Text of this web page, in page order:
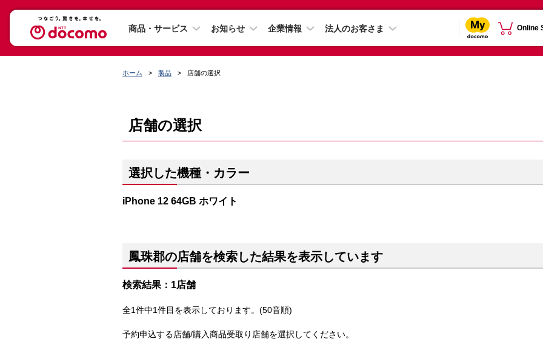
商品・サービス お知らせ 企業情報 法人のお客さま Online
ホーム 製品 店舗の選択
店舗の選択
選択した機種・カラー
iPhone 12 64GB ホワイト
鳳珠郡の店舗を検索した結果を表示しています
検索結果：1店舗
全1件中1件目を表示しております。(50音順)
予約申込する店舗/購入商品受取り店舗を選択してください。